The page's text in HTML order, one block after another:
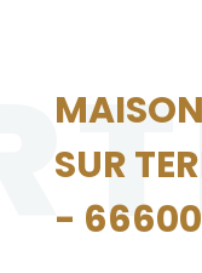
SUR
-